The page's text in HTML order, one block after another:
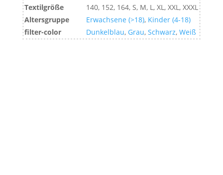
Textilgröße
140, 152, 164, S, M, L, XL, XXL, XXXL
Altersgruppe
Erwachsene (>18), Kinder (4-18)
filter-color
Dunkelblau, Grau, Schwarz, Weiß